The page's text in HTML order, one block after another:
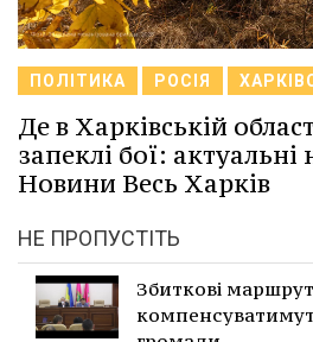
ПОЛІТИКА РОСІЯ
Де в Харківській
запеклі бої:
Новини Весь Харків
НЕ ПРОПУСТІТЬ
Збиткові